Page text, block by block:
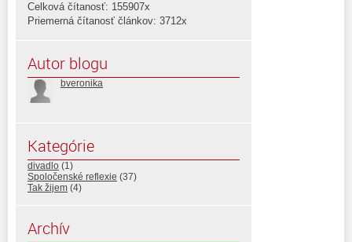
Celková čítanosť: 155907x
Priemerná čítanosť článkov: 3712x
Autor blogu
bveronika
Kategórie
divadlo (1)
Spoločenské reflexie (37)
Tak žijem (4)
Archív